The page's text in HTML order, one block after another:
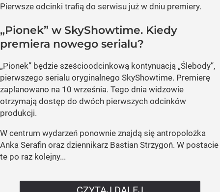
Pierwsze odcinki trafią do serwisu już w dniu premiery.
„Pionek” w SkyShowtime. Kiedy
premiera nowego serialu?
„Pionek” będzie sześcioodcinkową kontynuacją „Ślebody”,
pierwszego serialu oryginalnego SkyShowtime. Premierę
zaplanowano na 10 września. Tego dnia widzowie
otrzymają dostęp do dwóch pierwszych odcinków
produkcji.
W centrum wydarzeń ponownie znajdą się antropolożka
Anka Serafin oraz dziennikarz Bastian Strzygoń. W postacie
te po raz kolejny...